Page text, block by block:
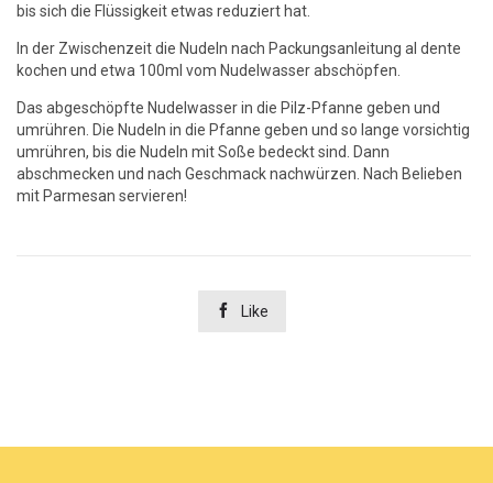
bis sich die Flüssigkeit etwas reduziert hat.
In der Zwischenzeit die Nudeln nach Packungsanleitung al dente
kochen und etwa 100ml vom Nudelwasser abschöpfen.
Das abgeschöpfte Nudelwasser in die Pilz-Pfanne geben und
umrühren. Die Nudeln in die Pfanne geben und so lange vorsichtig
umrühren, bis die Nudeln mit Soße bedeckt sind. Dann
abschmecken und nach Geschmack nachwürzen. Nach Belieben
mit Parmesan servieren!
 Like